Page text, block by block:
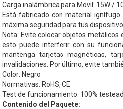
Carga inalámbrica para Movil: 15W /
Está fabricado con material
máxima seguridad para tus
Nota: Evite colocar objetos
esto puede interferir con su
mantenga tarjetas magnéticas,
invalidaciones. Por último, evite
Color: Negro
Normativas: RoHS, CE
Test de funcionamiento: 100%
Contenido del Paquete: